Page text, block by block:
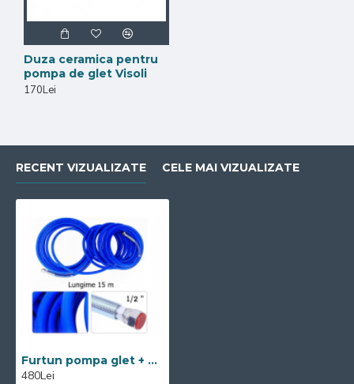
Duza ceramica pentru
pompa de glet Visoli
170Lei
RECENT VIZUALIZATE CELE MAI VIZUALIZATE
Furtun pompa glet + zugravit airless 1/2'' toli albastru 15m,270Bari,Visoli
480Lei